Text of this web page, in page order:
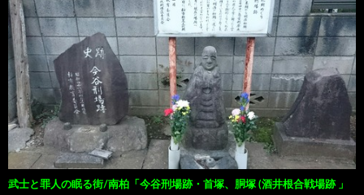
武士と罪人の眠る街/南柏「今谷刑場跡・首塚、胴塚 (酒井根合戦場跡 」